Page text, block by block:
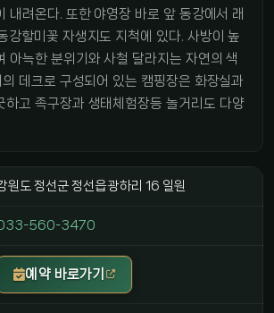
내려온다. 또한 야영장 바로 앞 동강에서 래
강할미꽃 자생지도 지척에 있다. 사방이 높
아늑한 분위기와 사철 달라지는 자연의 색
데크로 구성되어 있는 캠핑장은 화장실과
하고 족구장과 생태체험장등 놀거리도 다양
원도 정선군 정선읍 광하리 16 일원
560-3470
예약 바로가기